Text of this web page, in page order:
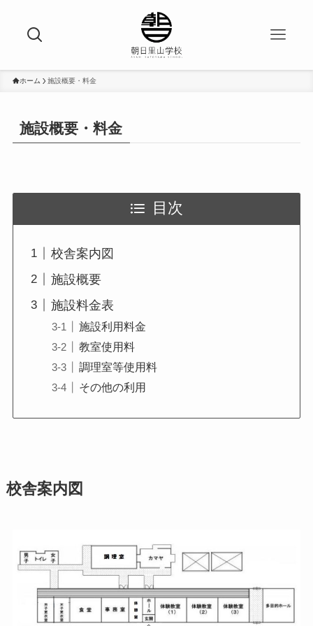
ホーム 施設概要・料金
施設概要・料金
目次
校舎案内図
施設概要
施設料金表
施設利用料金
教室使用料
調理室等使用料
その他の利用
校舎案内図